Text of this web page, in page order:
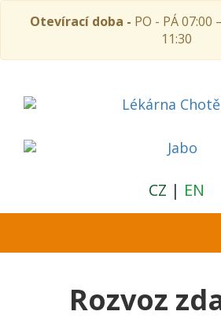
Otevírací doba - PO - PÁ 07:00
11:30
CZ | EN
Rozvoz